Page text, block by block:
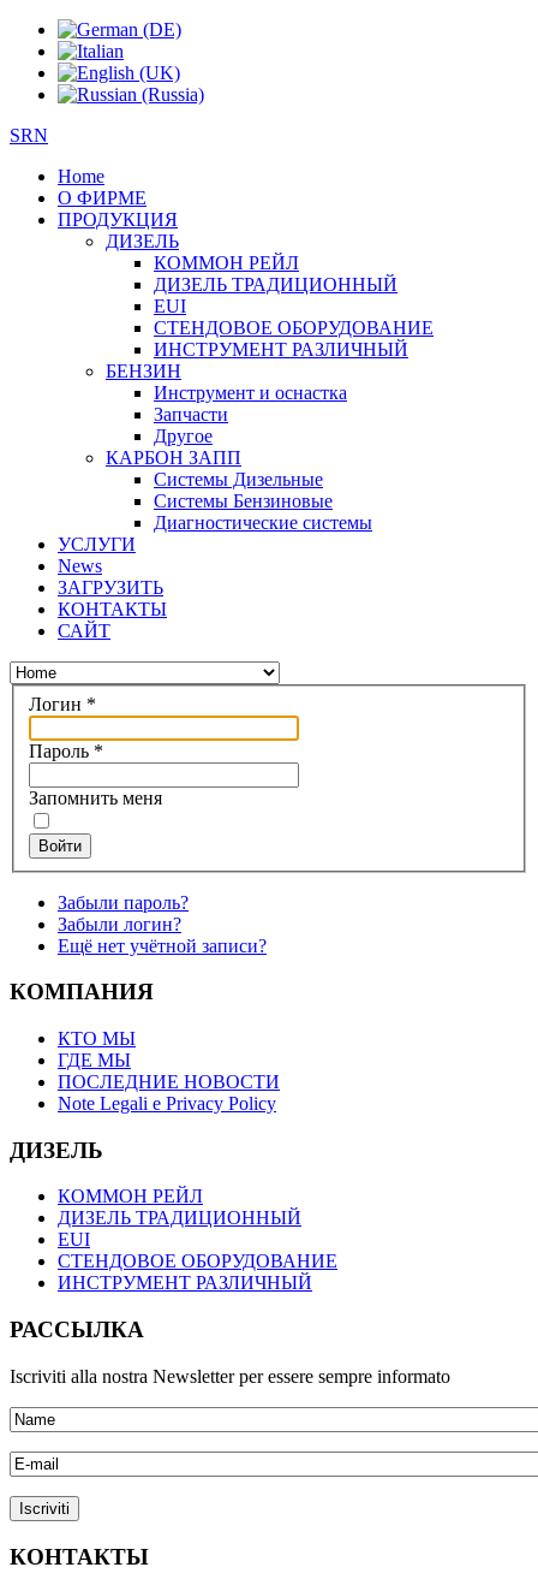
SRN
Home
О ФИРМЕ
ПРОДУКЦИЯ
ДИЗЕЛЬ
КОММОН РЕЙЛ
ДИЗЕЛЬ ТРАДИЦИОННЫЙ
EUI
СТЕНДОВОЕ ОБОРУДОВАНИЕ
ИНСТРУМЕНТ РАЗЛИЧНЫЙ
БЕНЗИН
Инструмент и оснастка
Запчасти
Другое
КАРБОН ЗАПП
Системы Дизельные
Системы Бензиновые
Диагностические системы
УСЛУГИ
News
ЗАГРУЗИТЬ
КОНТАКТЫ
САЙТ
Логин *
Пароль *
Запомнить меня
Войти
Забыли пароль?
Забыли логин?
Ещё нет учётной записи?
КОМПАНИЯ
КТО МЫ
ГДЕ МЫ
ПОСЛЕДНИЕ НОВОСТИ
Note Legali e Privacy Policy
ДИЗЕЛЬ
КОММОН РЕЙЛ
ДИЗЕЛЬ ТРАДИЦИОННЫЙ
EUI
СТЕНДОВОЕ ОБОРУДОВАНИЕ
ИНСТРУМЕНТ РАЗЛИЧНЫЙ
РАССЫЛКА
Iscriviti alla nostra Newsletter per essere sempre informato
КОНТАКТЫ